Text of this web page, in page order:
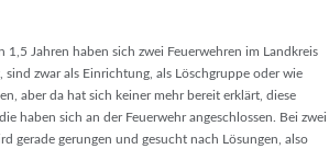
Jahren haben sich zwei Feuerwehren im Landkreis
sind zwar als Einrichtung, als Löschgruppe oder wie
aber da hat sich keiner mehr bereit erklärt, diese
haben sich an der Feuerwehr angeschlossen. Bei zwei
gerade gerungen und gesucht nach Lösungen, also